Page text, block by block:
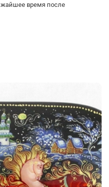
время после